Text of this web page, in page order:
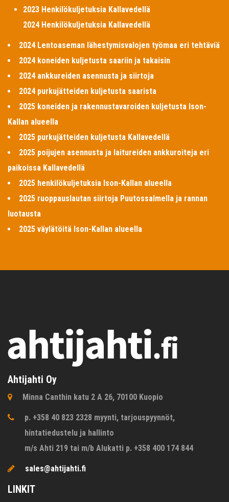
2023 Henkilökuljetuksia Kallavedellä
2024 Henkilökuljetuksia Kallavedellä
2024 Lentoaseman lähestymisvalojen työmaa eri tehtäviä
2024 koneiden kuljetusta saariin ja takaisin
2024 ankkureiden asennusta ja siirtoja
2024 purkujätteiden kuljetusta saarista
2025 koneiden ja rakennustavaroiden kuljetusta Ison-
Kallan alueella
2025 purkujätteiden kuljetusta Kallavedellä
2025 poijujen asennusta ja laitureiden ankkuroiteja eri
paikoissa Kallavedellä
2025 henkilökuljetuksia Ison-Kallan alueella
2025 ruoppauslautan siirtoja Puutossalmella ja rannan
luotausta
2025 väylätöitä Ison-Kallan alueella
Ahtijahti Oy
Minna Canthin katu 2 A 26, 70100 Kuopio
p. +358 40 823 2328 myynti, tarjouspyynnöt,
hintatiedustelu ja hallinto
m/s Ahti 219 tai m/b Alukatti p. +358 400 174 844
sales@ahtijahti.fi
LINKIT